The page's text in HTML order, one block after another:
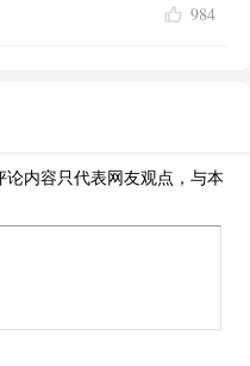
984
内容只代表网友观点，与本